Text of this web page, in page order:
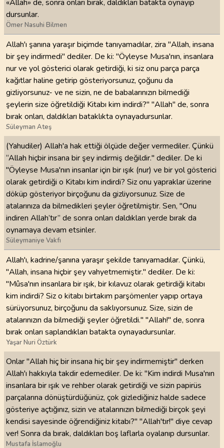
«Allah» de, sonra onları bırak, daldıkları batakta oynayıp
dursunlar.
Ömer Nasuhi Bilmen
Allah'ı şanına yaraşır biçimde tanıyamadılar, zira "Allah, insana
bir şey indirmedi" dediler. De ki: "Öyleyse Musa'nın, insanlara
nur ve yol gösterici olarak getirdiği, ki siz onu parça parça
kağıtlar haline getirip gösteriyorsunuz, çoğunu da
gizliyorsunuz- ve ne sizin, ne de babalarınızın bilmediği
şeylerin size öğretildiği Kitabı kim indirdi?" "Allah" de, sonra
bırak onları, daldıkları bataklıkta oynayadursunlar.
Süleyman Ateş
(Yahudiler) Allah'a hak ettiği ölçüde değer vermediler. Çünkü
“Allah hiçbir insana bir şey indirmiş değildir." dediler. De ki
"Öyleyse Musa'nın insanlar için bir ışık (nur) ve bir yol gösterici
olarak getirdiği o Kitabı kim indirdi? Siz onu yapraklar üzerine
döküp gösteriyor birçoğunu da gizliyorsunuz. Size de
atalarınıza da bilmedikleri şeyler öğretilmiştir. Sen, "Onu
indiren Allah’tır” de sonra onları daldıkları yerde bırak da
oynamaya devam etsinler.
Süleymaniye Vakfı
Allah'ı, kadrine/şanına yaraşır şekilde tanıyamadılar. Çünkü,
"Allah, insana hiçbir şey vahyetmemiştir." dediler. De ki:
"Mûsa'nın insanlara bir ışık, bir kılavuz olarak getirdiği kitabı
kim indirdi? Siz o kitabı birtakım parşömenler yapıp ortaya
sürüyorsunuz, birçoğunu da saklıyorsunuz. Size, sizin de
atalarınızın da bilmediği şeyler öğretildi." "Allah!" de, sonra
bırak onları saplandıkları batakta oynayadursunlar.
Yaşar Nuri Öztürk
Onlar "Allah hiç bir insana hiç bir şey indirmemiştir" derken
Allah'ı hakkıyla takdir edemediler. De ki: "Kim indirdi Musa'nın
insanlara bir ışık ve rehber olarak getirdiği ve sizin papirüs
parçalarına dönüştürdüğünüz, çok gizlediğiniz halde sadece
gösteriye açtığınız, sizin ve atalarınızın bilmediği birçok şeyi
kendisi sayesinde öğrendiğiniz kitabı?" "Allah'tır!" diye cevap
ver! Sonra da bırak, daldıkları boş laflarla oyalanıp dursunlar.
Mustafa İslamoğlu